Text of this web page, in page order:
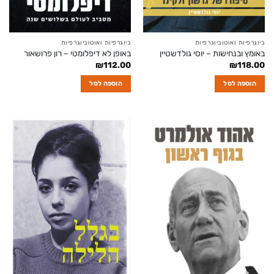
ביוגרפיות ואוטוביוגרפיות
באומץ ובנחישות – יוסי גולדשטיין
₪118.00
הוספה לסל
ביוגרפיות ואוטוביוגרפיות
באופן לא דיפלומטי – רון פרושאור
₪112.00
הוספה לסל